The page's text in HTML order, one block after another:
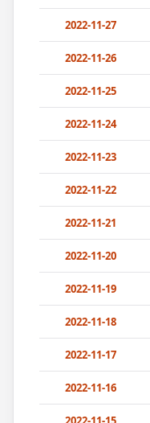
2022-11-27
2022-11-26
2022-11-25
2022-11-24
2022-11-23
2022-11-22
2022-11-21
2022-11-20
2022-11-19
2022-11-18
2022-11-17
2022-11-16